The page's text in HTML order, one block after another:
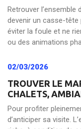
Retrouver
devenir un casse-
éviter la foule et ne
ou des animations
02/03/2026
TROUVER LE
CHALETS,
Pour profiter
d’anticiper sa visite.